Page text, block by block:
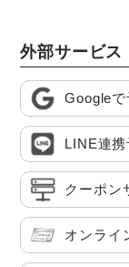
外部サービス
Googleで
LINE連携
クーポン
オンライ